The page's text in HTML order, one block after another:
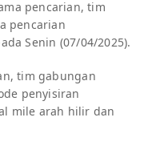
pencarian, tim
pencarian
Senin (07/04/2025).
tim gabungan
penyisiran
mile arah hilir dan